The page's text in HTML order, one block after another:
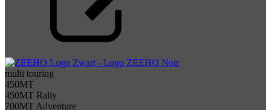
multi touring
450MT
450MT Rally
700MT Adventure